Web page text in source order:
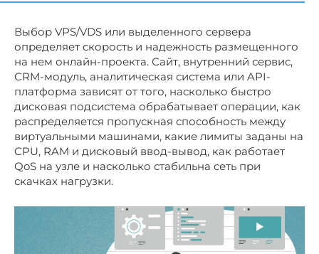
Выбор VPS/VDS или выделенного сервера
определяет скорость и надежность размещенного
на нем онлайн-проекта. Сайт, внутренний сервис,
CRM-модуль, аналитическая система или API-
платформа зависят от того, насколько быстро
дисковая подсистема обрабатывает операции, как
распределяется пропускная способность между
виртуальными машинами, какие лимиты заданы на
CPU, RAM и дисковый ввод-вывод, как работает
QoS на узле и насколько стабильна сеть при
скачках нагрузки.